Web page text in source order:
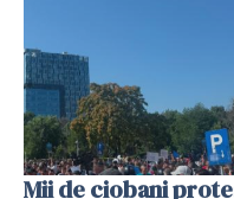
Mii de ciobani